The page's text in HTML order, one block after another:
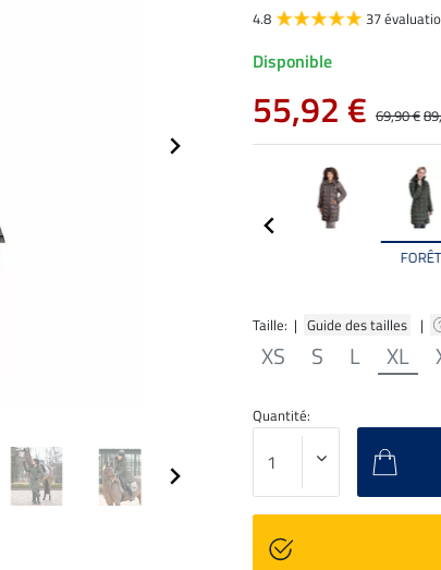
FORÊT
Taille: | Guide des tailles |
XS S L XL
4.8
37
Disponible
55,92 € 69,90 €
Quantité: